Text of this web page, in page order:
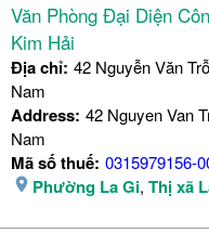
Văn Phòng Đại Diện
Kim Hải
Địa chỉ: 42 Nguyễn Văn
Nam
Address: 42 Nguyen Van
Nam
Mã số thuế: 0315979156-
Phường La Gi, Thị xã